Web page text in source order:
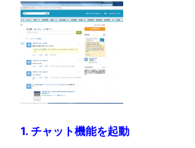
1. チャット機能を起動